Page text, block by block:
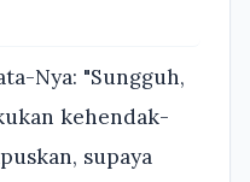
Nya: "Sungguh,
kehendak-
supaya